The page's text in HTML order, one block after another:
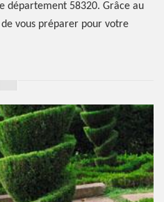
département 58320. Grâce au
vous préparer pour votre